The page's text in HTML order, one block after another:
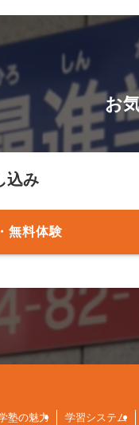
お
込み
無料体験
塾の魅力 学習システム